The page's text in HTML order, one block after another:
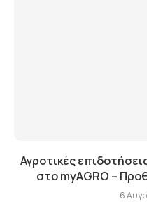
Αγροτικές
στο myAGRO –
6